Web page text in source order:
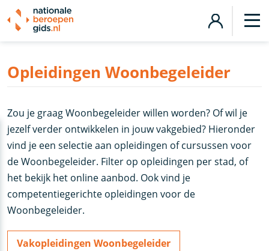
Opleidingen Woonbegeleider
Zou je graag Woonbegeleider willen worden? Of wil je
jezelf verder ontwikkelen in jouw vakgebied? Hieronder
vind je een selectie aan opleidingen of cursussen voor
de Woonbegeleider. Filter op opleidingen per stad, of
het bekijk het online aanbod. Ook vind je
competentiegerichte opleidingen voor de
Woonbegeleider.
Vakopleidingen Woonbegeleider